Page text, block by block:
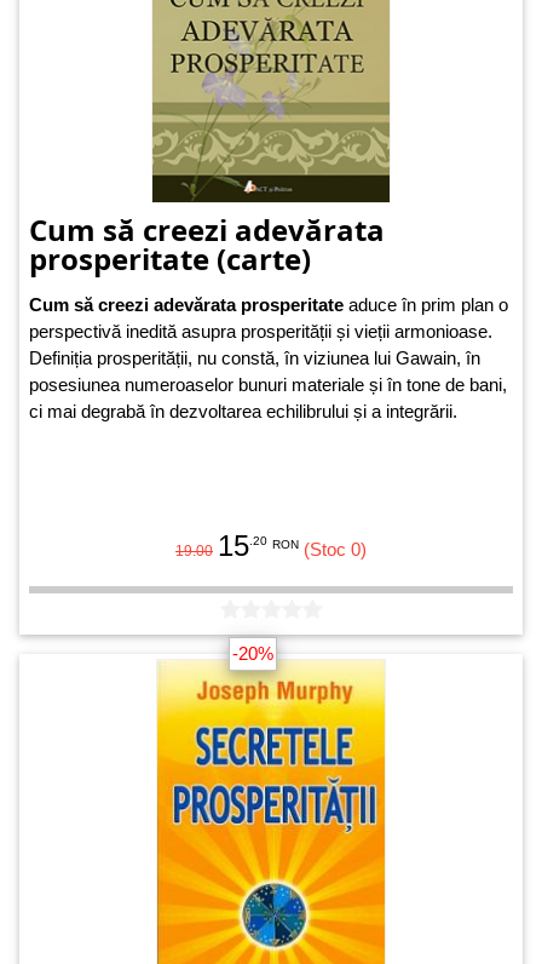
Cum să creezi adevărata
prosperitate (carte)
Cum să creezi adevărata prosperitate aduce în prim plan o
perspectivă inedită asupra prosperității și vieții armonioase.
Definiția prosperității, nu constă, în viziunea lui Gawain, în
posesiunea numeroaselor bunuri materiale și în tone de bani,
ci mai degrabă în dezvoltarea echilibrului și a integrării.
19.00 15 .20 RON (Stoc 0)
-20%